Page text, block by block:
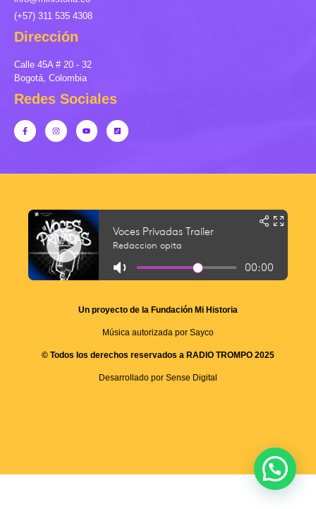
(+57) 311 535 4308
Dirección
Calle 45A # 20 - 32
Bogotá, Colombia
Redes Sociales
Un proyecto de la Fundación Mi Historia
Música autorizada por Sayco
© Todos los derechos reservados a RADIO TROMPO 2025
Desarrollado por Sense Digital